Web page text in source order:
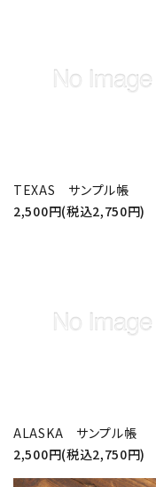
TEXAS サンプル帳
2,500円(税込2,750円)
ALASKA サンプル帳
2,500円(税込2,750円)